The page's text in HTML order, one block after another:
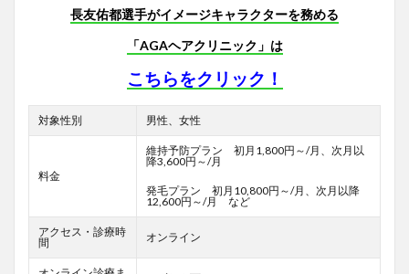
長友佑都選手がイメージキャラクターを務める
「AGAヘアクリニック」は
こちらをクリック！
対象性別 男性、女性
料金
維持予防プラン 初月1,800円～/月、次月以
降3,600円～/月
発毛プラン 初月10,800円～/月、次月以降
12,600円～/月 など
アクセス・診療時
間
オンライン